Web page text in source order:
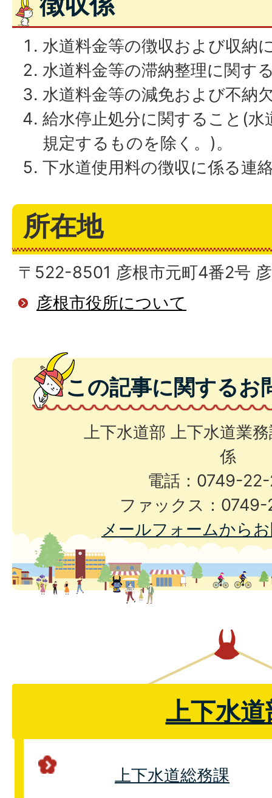
水道料金等の徴収および収納
水道料金等の滞納整理に関す
水道料金等の減免および不納
給水停止処分に関すること(
規定するものを除く。)。
下水道使用料の徴収に係る連
所在地
〒522-8501 彦根市元町4番2号
彦根市役所について
この記事に関するお
上下水道部 上下水道業
係
電話：0749-
ファックス：
メールフォームから
上下水道
上下水道総務課